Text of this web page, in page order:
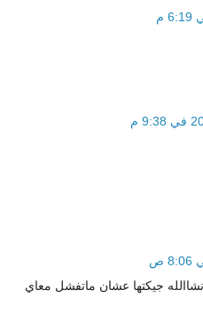
جيكتها عشان ماتفشل معاي